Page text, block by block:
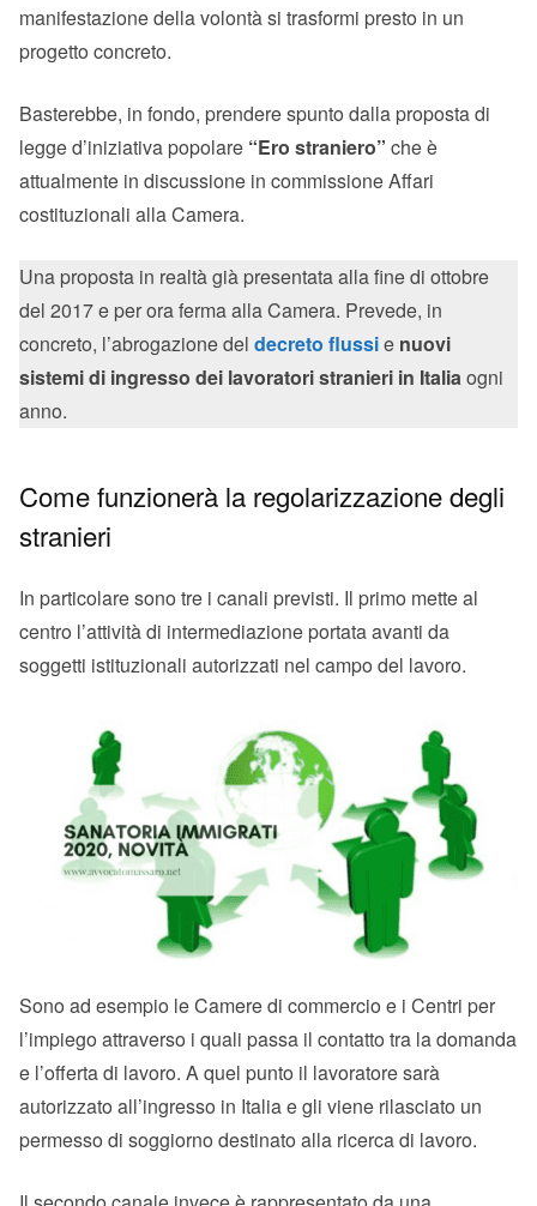
manifestazione della volontà si trasformi presto in un
progetto concreto.
Basterebbe, in fondo, prendere spunto dalla proposta di
legge d’iniziativa popolare “Ero straniero” che è
attualmente in discussione in commissione Affari
costituzionali alla Camera.
Una proposta in realtà già presentata alla fine di ottobre
del 2017 e per ora ferma alla Camera. Prevede, in
concreto, l’abrogazione del decreto flussie nuovi
sistemi di ingresso dei lavoratori stranieri in Italiaogni
anno.
Come funzionerà la regolarizzazione degli
stranieri
In particolare sono tre i canali previsti. Il primo mette al
centro l’attività di intermediazione portata avanti da
soggetti istituzionali autorizzati nel campo del lavoro.
Sono ad esempio le Camere di commercio e i Centri per
l’impiego attraverso i quali passa il contatto tra la domanda
e l’offerta di lavoro. A quel punto il lavoratore sarà
autorizzato all’ingresso in Italia e gli viene rilasciato un
permesso di soggiorno destinato alla ricerca di lavoro.